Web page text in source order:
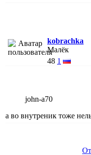
kobrachka
Малёк
48 1
john-a70
а во внутреник тоже